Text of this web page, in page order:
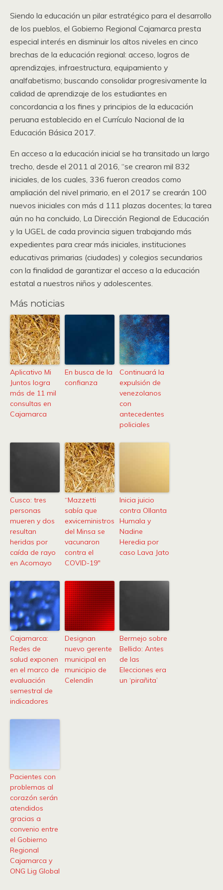
Siendo la educación un pilar estratégico para el desarrollo
de los pueblos, el Gobierno Regional Cajamarca presta
especial interés en disminuir los altos niveles en cinco
brechas de la educación regional: acceso, logros de
aprendizajes, infraestructura, equipamiento y
analfabetismo; buscando consolidar progresivamente la
calidad de aprendizaje de los estudiantes en
concordancia a los fines y principios de la educación
peruana establecido en el Currículo Nacional de la
Educación Básica 2017.
En acceso a la educación inicial se ha transitado un largo
trecho, desde el 2011 al 2016, “se crearon mil 832
iniciales, de los cuales, 336 fueron creados como
ampliación del nivel primario, en el 2017 se crearán 100
nuevos iniciales con más d 111 plazas docentes; la tarea
aún no ha concluido, La Dirección Regional de Educación
y la UGEL de cada provincia siguen trabajando más
expedientes para crear más iniciales, instituciones
educativas primarias (ciudades) y colegios secundarios
con la finalidad de garantizar el acceso a la educación
estatal a nuestros niños y adolescentes.
Más noticias
Aplicativo Mi
Juntos logra
más de 11 mil
consultas en
Cajamarca
En busca de la
confianza
Continuará la
expulsión de
venezolanos
con
antecedentes
policiales
Cusco: tres
personas
mueren y dos
resultan
heridas por
caída de rayo
en Acomayo
“Mazzetti
sabía que
exviceministros
del Minsa se
vacunaron
contra el
COVID-19″
Inicia juicio
contra Ollanta
Humala y
Nadine
Heredia por
caso Lava Jato
Cajamarca:
Redes de
salud exponen
en el marco de
evaluación
semestral de
indicadores
Designan
nuevo gerente
municipal en
municipio de
Celendín
Bermejo sobre
Bellido: Antes
de las
Elecciones era
un ‘pirañita’
Pacientes con
problemas al
corazón serán
atendidos
gracias a
convenio entre
el Gobierno
Regional
Cajamarca y
ONG Lig Global